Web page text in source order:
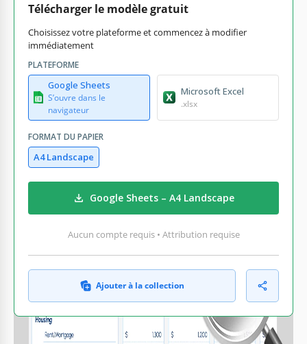
Télécharger le modèle gratuit
Choisissez votre plateforme et commencez à modifier
immédiatement
PLATEFORME
Google Sheets
S’ouvre dans le
navigateur
Microsoft Excel
.xlsx
FORMAT DU PAPIER
A4 Landscape
Google Sheets – A4 Landscape
Aucun compte requis • Attribution requise
Ajouter à la collection
CE QUI EST INCLUS